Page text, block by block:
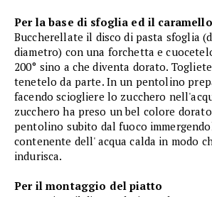
Per la base di sfoglia ed il caramello
Buccherellate il disco di pasta sfoglia
diametro) con una forchetta e
200° sino a che diventa dorato.
tenetelo da parte. In un pentolino
facendo sciogliere lo zucchero
zucchero ha preso un bel colore
pentolino subito dal fuoco
contenente dell' acqua calda in modo
indurisca.
Per il montaggio del piatto